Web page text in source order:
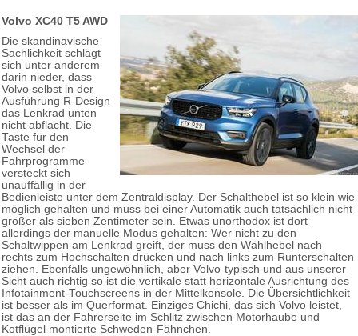
Volvo XC40 T5 AWD
Die skandinavische
Sachlichkeit schlägt
sich unter anderem
darin nieder, dass
Volvo selbst in der
Ausführung R-Design
das Lenkrad unten
nicht abflacht. Die
Taste für den
Wechsel der
Fahrprogramme
versteckt sich
unauffällig in der
Bedienleiste unter dem Zentraldisplay. Der Schalthebel ist so klein wie
möglich gehalten und muss bei einer Automatik auch tatsächlich nicht
größer als sieben Zentimeter sein. Etwas unorthodox ist dort
allerdings der manuelle Modus gehalten: Wer nicht zu den
Schaltwippen am Lenkrad greift, der muss den Wählhebel nach
rechts zum Hochschalten drücken und nach links zum Runterschalten
ziehen. Ebenfalls ungewöhnlich, aber Volvo-typisch und aus unserer
Sicht auch richtig so ist die vertikale statt horizontale Ausrichtung des
Infotainment-Touchscreens in der Mittelkonsole. Die Übersichtlichkeit
ist besser als im Querformat. Einziges Chichi, das sich Volvo leistet,
ist das an der Fahrerseite im Schlitz zwischen Motorhaube und
Kotflügel montierte Schweden-Fähnchen.